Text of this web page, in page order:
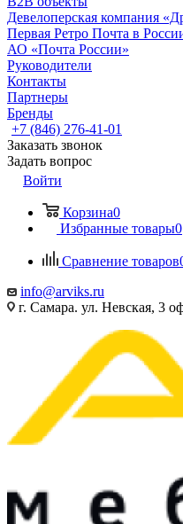
Девелоперская компания
Первая Ретро Почта в
АО «Почта России»
Руководители
Контакты
Партнеры
Бренды
+7 (846) 276-41-01
Заказать звонок
Задать вопрос
Войти
Корзина0
Избранные товары0
Сравнение товаров
info@arviks.ru
г. Самара. ул. Невская, 3